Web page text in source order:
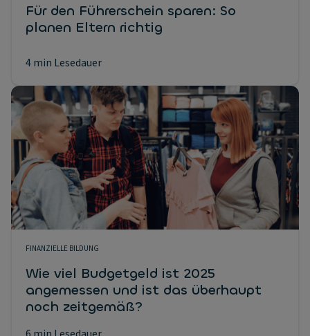
Für den Führerschein sparen: So
planen Eltern richtig
4 min Lesedauer
FINANZIELLE BILDUNG
Wie viel Budgetgeld ist 2025
angemessen und ist das überhaupt
noch zeitgemäß?